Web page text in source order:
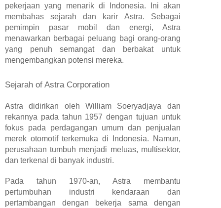
pekerjaan yang menarik di Indonesia. Ini akan
membahas sejarah dan karir Astra. Sebagai
pemimpin pasar mobil dan energi, Astra
menawarkan berbagai peluang bagi orang-orang
yang penuh semangat dan berbakat untuk
mengembangkan potensi mereka.
Sejarah of Astra Corporation
Astra didirikan oleh William Soeryadjaya dan
rekannya pada tahun 1957 dengan tujuan untuk
fokus pada perdagangan umum dan penjualan
merek otomotif terkemuka di Indonesia. Namun,
perusahaan tumbuh menjadi meluas, multisektor,
dan terkenal di banyak industri.
Pada tahun 1970-an, Astra membantu
pertumbuhan industri kendaraan dan
pertambangan dengan bekerja sama dengan